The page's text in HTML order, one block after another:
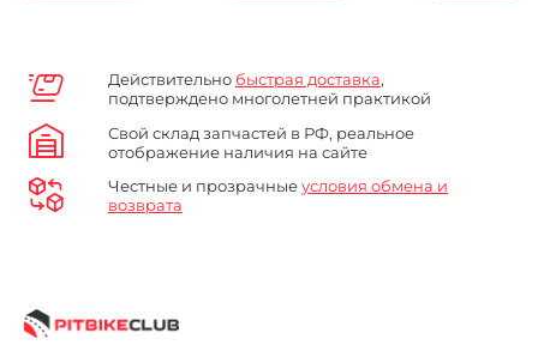
Действительно быстрая доставка,
подтверждено многолетней практикой
Свой склад запчастей в РФ, реальное
отображение наличия на сайте
Честные и прозрачныеусловия обмена и
возврата